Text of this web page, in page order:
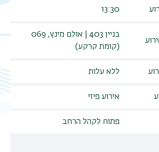
13:30
בניין 403 | אולם מינץ, 069
(קומת קרקע)
ללא עלות
אירוע פיזי
פתוח לקהל הרחב